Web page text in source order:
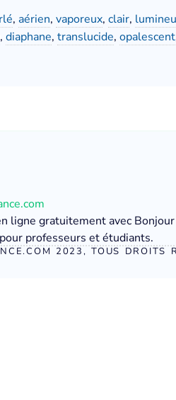
, aérien, vaporeux, clair,
, diaphane, translucide, opalescent
ligne gratuitement avec Bonjour
professeurs et étudiants.
2023, TOUS DROITS